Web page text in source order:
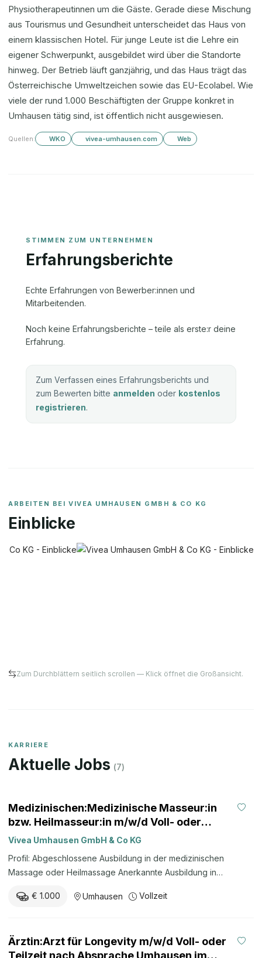
Physiotherapeutinnen um die Gäste. Gerade diese Mischung
aus Tourismus und Gesundheit unterscheidet das Haus von
einem klassischen Hotel. Für junge Leute ist die Lehre ein
eigener Schwerpunkt, ausgebildet wird über die Standorte
hinweg. Der Betrieb läuft ganzjährig, und das Haus trägt das
Österreichische Umweltzeichen sowie das EU-Ecolabel. Wie
viele der rund 1.000 Beschäftigten der Gruppe konkret in
Umhausen tätig sind, ist öffentlich nicht ausgewiesen.
Quellen: WKO vivea-umhausen.com Web
Erfahrungsberichte
Echte Erfahrungen von Bewerber:innen und
Mitarbeitenden.
Noch keine Erfahrungsberichte – teile als erste:r deine
Erfahrung.
Zum Verfassen eines Erfahrungsberichts und
zum Bewerten bitte anmelden oder kostenlos
registrieren.
ARBEITEN BEIVIVEA UMHAUSEN GMBH & CO KG
Einblicke
Zum Durchblättern seitlich scrollen — Klick öffnet die Großansicht.
KARRIERE
Aktuelle Jobs (7)
Medizinischen:Medizinische Masseur:in
bzw. Heilmasseur:in m/w/d Voll- oder
Teilzeit nach Absprache Umhausen im
Vivea Umhausen GmbH & Co KG
Profil: Abgeschlossene Ausbildung in der medizinischen
Massage oder Heilmassage Anerkannte Ausbildung in
sowie Hydro- und Balneotherapie von Vorteil Berufserfahrung
Arbeitszeitmodelle in Voll- oder Teilzeit möglich Prämien für
€ 1.000 Umhausen Vollzeit
Ärztin:Arzt für Longevity m/w/d Voll- oder
Teilzeit nach Absprache Umhausen im